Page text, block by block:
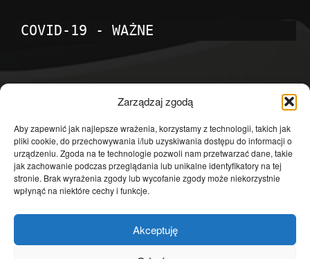
Zarządzaj zgodą
Aby zapewnić jak najlepsze wrażenia, korzystamy z technologii, takich jak
pliki cookie, do przechowywania i/lub uzyskiwania dostępu do informacji o
urządzeniu. Zgoda na te technologie pozwoli nam przetwarzać dane, takie
jak zachowanie podczas przeglądania lub unikalne identyfikatory na tej
stronie. Brak wyrażenia zgody lub wycofanie zgody może niekorzystnie
wpłynąć na niektóre cechy i funkcje.
Akceptuję
COVID-19 - WAŻNE
Temat dnia
4601
Publicystyka
4363
Polityka
3639
Polska
Społeczeństwo
2823